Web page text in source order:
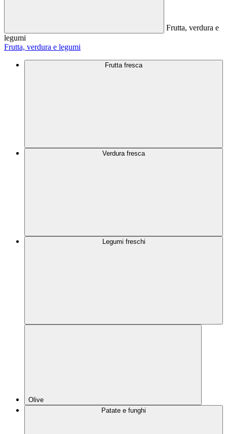
Frutta, verdura e
legumi
Frutta, verdura e legumi
Frutta fresca
Verdura fresca
Legumi freschi
Olive
Patate e funghi